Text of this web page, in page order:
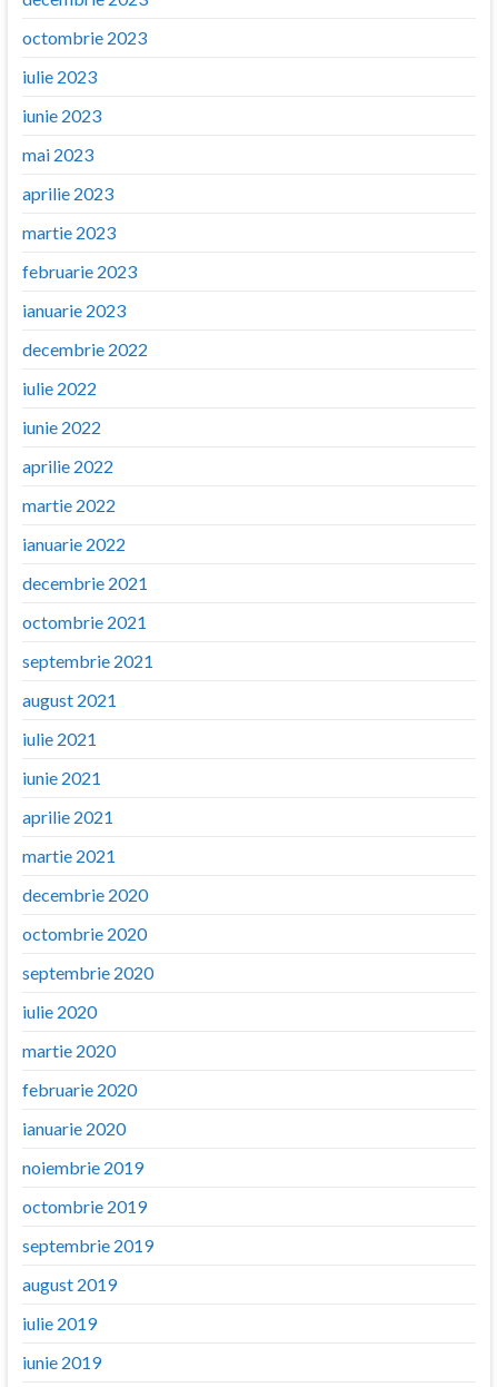
octombrie 2023
iulie 2023
iunie 2023
mai 2023
aprilie 2023
martie 2023
februarie 2023
ianuarie 2023
decembrie 2022
iulie 2022
iunie 2022
aprilie 2022
martie 2022
ianuarie 2022
decembrie 2021
octombrie 2021
septembrie 2021
august 2021
iulie 2021
iunie 2021
aprilie 2021
martie 2021
decembrie 2020
octombrie 2020
septembrie 2020
iulie 2020
martie 2020
februarie 2020
ianuarie 2020
noiembrie 2019
octombrie 2019
septembrie 2019
august 2019
iulie 2019
iunie 2019